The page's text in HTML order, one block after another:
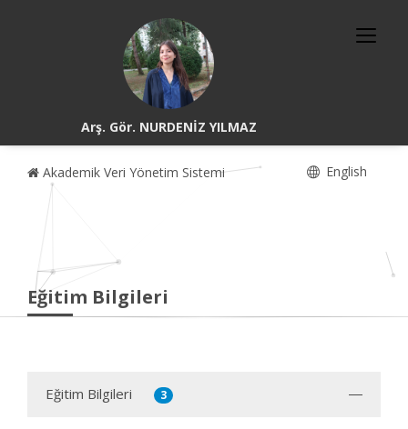
Arş. Gör. NURDENİZ YILMAZ
Akademik Veri Yönetim Sistemi English
Eğitim Bilgileri
Eğitim Bilgileri 3